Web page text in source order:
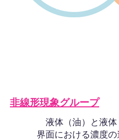
​非線形現象グループ
液体（油）と液体
界面における濃度